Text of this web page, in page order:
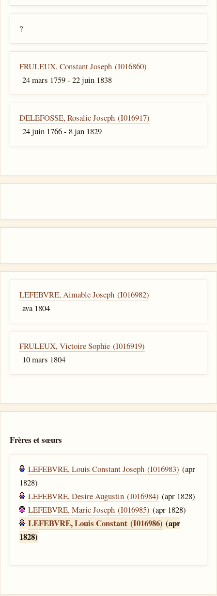
?
FRULEUX, Constant Joseph (I016860)
24 mars 1759 - 22 juin 1838
DELEFOSSE, Rosalie Joseph (I016917)
24 juin 1766 - 8 jan 1829
LEFEBVRE, Aimable Joseph (I016982)
ava 1804
FRULEUX, Victoire Sophie (I016919)
10 mars 1804
Frères et sœurs
LEFEBVRE, Louis Constant Joseph (I016983) (apr
1828)
LEFEBVRE, Desire Augustin (I016984) (apr 1828)
LEFEBVRE, Marie Joseph (I016985) (apr 1828)
LEFEBVRE, Louis Constant (I016986) (apr
1828)